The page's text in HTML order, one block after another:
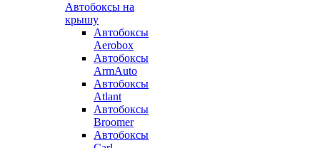
Автобоксы на
крышу
Автобоксы
Aerobox
Автобоксы
ArmAuto
Автобоксы
Atlant
Автобоксы
Broomer
Автобоксы